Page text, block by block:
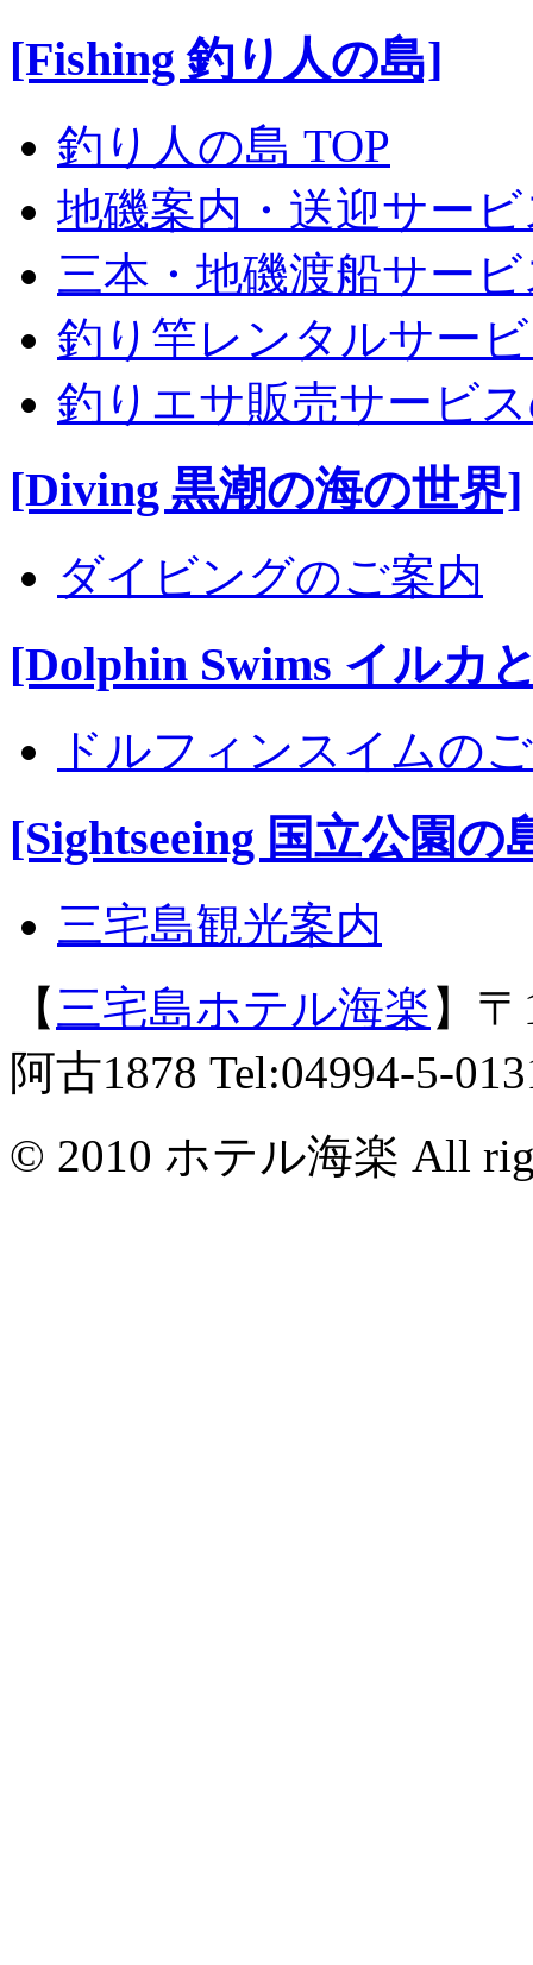
[Fishing 釣り人の島]
釣り人の島 TOP
地磯案内・送迎サー
三本・地磯渡船サー
釣り竿レンタルサー
釣りエサ販売サービ
[Diving 黒潮の海の世界]
ダイビングのご案内
[Dolphin Swims イルカ
ドルフィンスイムの
[Sightseeing 国立公園の
三宅島観光案内
【 三宅島ホテル海楽 】
阿古1878 Tel:04994-5-
© 2010 ホテル海楽 All